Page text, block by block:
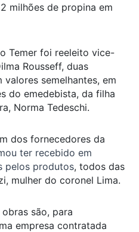
milhões de propina em
Temer foi reeleito vice-
Rousseff, duas
semelhantes, em
do emedebista, da filha
Norma Tedeschi.
dos fornecedores da
ter recebido em
pelos produtos, todos das
mulher do coronel Lima.
são, para
empresa contratada